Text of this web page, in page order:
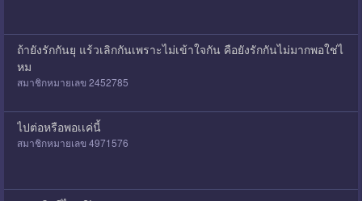
ถ้ายังรักกันยุ แร้วเลิกกันเพราะไม่เข้าใจกัน คือยังรักกันไม่มากพอใช่ไ
หม
สมาชิกหมายเลข 2452785
ไปต่อหรือพอเเค่นี้
สมาชิกหมายเลข 4971576